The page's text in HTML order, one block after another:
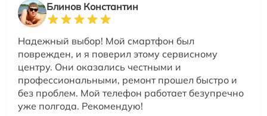
Блинов Константин
Надежный выбор! Мой смартфон был
поврежден, и я поверил этому сервисному
центру. Они оказались честными и
профессиональными, ремонт прошел быстро и
без проблем. Мой телефон работает безупречно
уже полгода. Рекомендую!